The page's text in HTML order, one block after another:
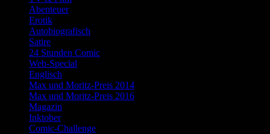
Abenteuer
Erotik
Autobiografisch
Satire
24 Stunden Comic
Web-Special
Englisch
Max und Moritz-Preis 2014
Max und Moritz-Preis 2016
Magazin
Inktober
Comic-Challenge